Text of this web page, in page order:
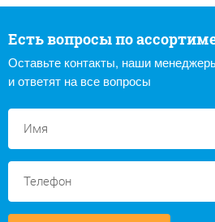
Есть вопросы по
Оставьте контакты, наши
и ответят на все вопросы